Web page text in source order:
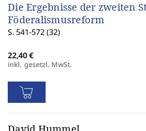
Die Ergebnisse der zweiten
Föderalismusreform
S. 541-572 (32)
inkl. gesetzl. MwSt.